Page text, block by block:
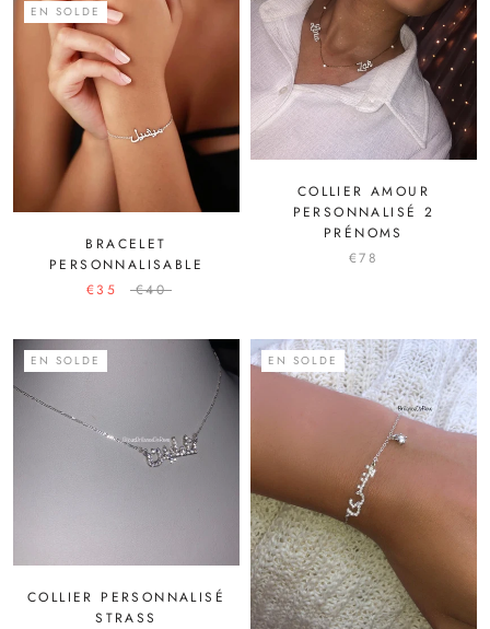
EN SOLDE
BRACELET
PERSONNALISABLE
€35
€40
COLLIER AMOUR
PERSONNALISÉ 2
PRÉNOMS
€78
EN SOLDE
COLLIER PERSONNALISÉ
STRASS
EN SOLDE